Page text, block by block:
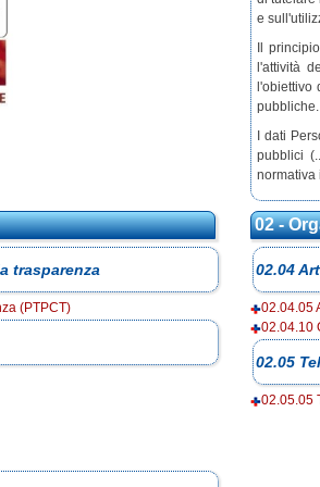
e
Il
l'attività
pubbliche.
I dati
pubblici
normativa
02 -
trasparenza
(PTPCT)
02.04
02.04.05
02.04.10
02.05
02.05.05